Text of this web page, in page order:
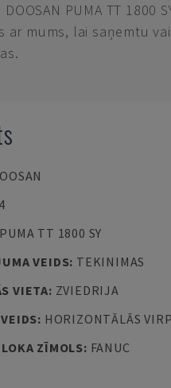
PUMA TT 1800
ar mums, lai saņemtu
PUMA TT 1800 SY
VEIDS: TEKINIMAS
VIETA: ZVIEDRIJA
: HORIZONTĀLĀS
ZĪMOLS: FANUC